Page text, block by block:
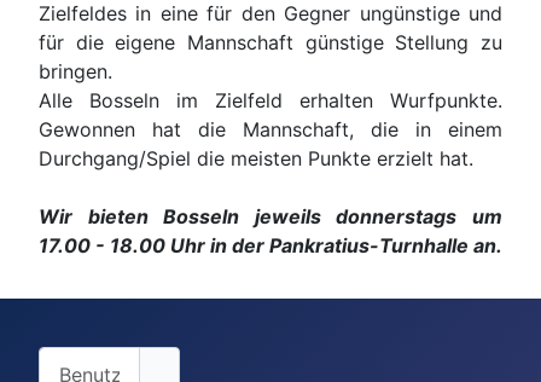
Zielfeldes in eine für den Gegner ungünstige und
für die eigene Mannschaft günstige Stellung zu
bringen.
Alle Bosseln im Zielfeld erhalten Wurfpunkte.
Gewonnen hat die Mannschaft, die in einem
Durchgang/Spiel die meisten Punkte erzielt hat.
Wir bieten Bosseln jeweils donnerstags um
17.00 - 18.00 Uhr in der Pankratius-Turnhalle an.